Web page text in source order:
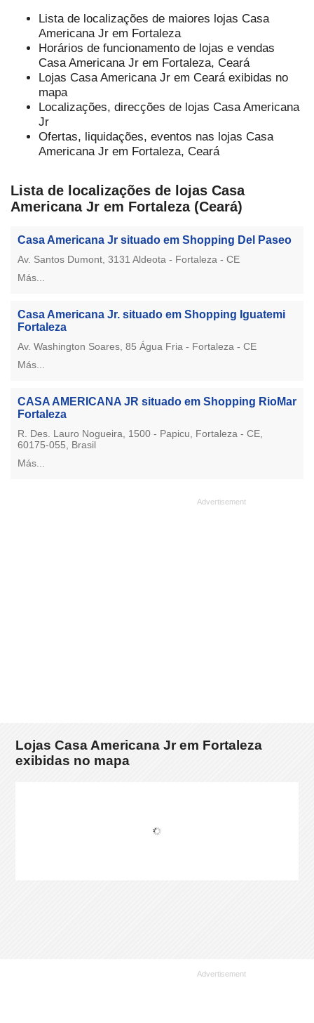
Lista de localizações de maiores lojas Casa
Americana Jr em Fortaleza
Horários de funcionamento de lojas e vendas
Casa Americana Jr em Fortaleza, Ceará
Lojas Casa Americana Jr em Ceará exibidas no
mapa
Localizações, direcções de lojas Casa Americana
Jr
Ofertas, liquidações, eventos nas lojas Casa
Americana Jr em Fortaleza, Ceará
Lista de localizações de lojas Casa
Americana Jr em Fortaleza (Ceará)
Casa Americana Jr situado em Shopping Del Paseo
Av. Santos Dumont, 3131 Aldeota - Fortaleza - CE
Más...
Casa Americana Jr. situado em Shopping Iguatemi
Fortaleza
Av. Washington Soares, 85 Água Fria - Fortaleza - CE
Más...
CASA AMERICANA JR situado em Shopping RioMar
Fortaleza
R. Des. Lauro Nogueira, 1500 - Papicu, Fortaleza - CE,
60175-055, Brasil
Más...
Lojas Casa Americana Jr em Fortaleza
exibidas no mapa